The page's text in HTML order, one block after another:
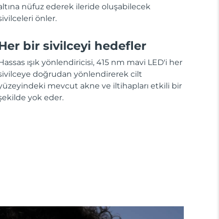
nüfuz ederek ileride oluşabilecek
önler.
bir sivilceyi hedefler
ışık yönlendiricisi, 415 nm mavi LED'i her
doğrudan yönlendirerek cilt
mevcut akne ve iltihapları etkili bir
yok eder.